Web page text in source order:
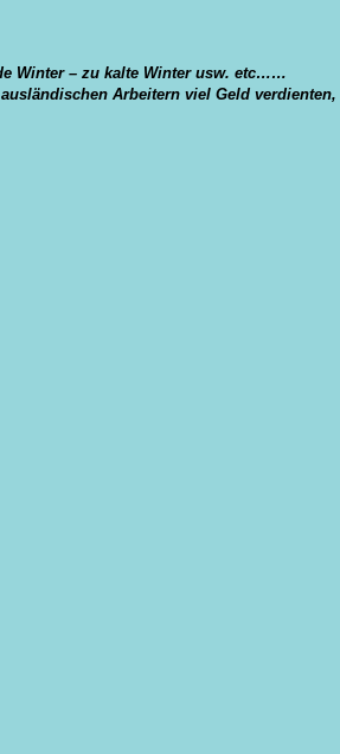
Winter – zu kalte Winter usw. etc……
Arbeitern viel Geld